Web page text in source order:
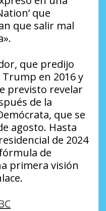
que
que salir mal
que predijo
en 2016 y
previsto revelar
de la
que se
agosto. Hasta
de 2024
de
primera visión